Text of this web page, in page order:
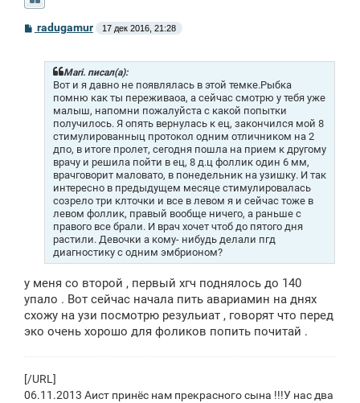
Сradugamur 17 дек 2016, 21:28
Mari. писал(а):
Вот и я давно не появлялась в этой темке.Рыбка
помню как ты переживаоа, а сейчас смотрю у тебя уже
малыш, напомни пожалуйста с какой попытки
получилось. Я опять вернулась к ец, закончился мой 8
стимулированныц протокол одним отличником на 2
дпо, в итоге пролет, сегодня пошла на прием к другому
врачу и решила пойти в ец, 8 д.ц фоллик один 6 мм,
врачговорит маловато, в понедельник на узишку. И так
интересно в предыдущем месяце стимулировалась
созрело три клточки и все в левом я и сейчас тоже в
левом фоллик, правый вообще ничего, а раньше с
правого все брали. И врач хочет чтоб до пятого дня
растили. Девочки а кому- нибудь делали пгд
диагностику с одним эмбрионом?
у меня со второй , первый хгч поднялось до 140
упало . Вот сейчас начала пить авариамин на днях
схожу на узи посмотрю резульиат , говорят что перед
эко очень хорошо для фоликов попить почитай .
[/URL]
06.11.2013 Аист принёс нам прекрасного сына !!!У нас два